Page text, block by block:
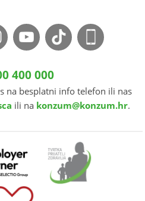
400 000
na besplatni info telefon ili nas
ili na konzum@konzum.hr.